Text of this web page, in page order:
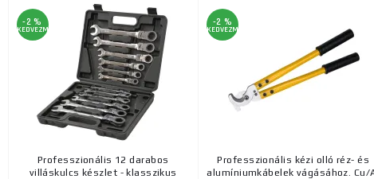
-2 %
KEDVEZMÉNY
Professzionális 12 darabos
villáskulcs készlet - klasszikus
-2 %
KEDVEZMÉNY
Professzionális kézi olló réz- és
alumíniumkábelek vágásához. Cu/